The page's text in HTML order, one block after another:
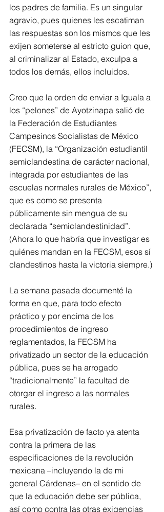
los padres de familia. Es un singular
agravio, pues quienes les escatiman
las respuestas son los mismos que les
exijen someterse al estricto guion que,
al criminalizar al Estado, exculpa a
todos los demás, ellos incluidos.
Creo que la orden de enviar a Iguala a
los “pelones” de Ayotzinapa salió de
la Federación de Estudiantes
Campesinos Socialistas de México
(FECSM), la “Organización estudiantil
semiclandestina de carácter nacional,
integrada por estudiantes de las
escuelas normales rurales de México”,
que es como se presenta
públicamente sin mengua de su
declarada “semiclandestinidad”.
(Ahora lo que habría que investigar es
quiénes mandan en la FECSM, esos sí
clandestinos hasta la victoria siempre.)
La semana pasada documenté la
forma en que, para todo efecto
práctico y por encima de los
procedimientos de ingreso
reglamentados, la FECSM ha
privatizado un sector de la educación
pública, pues se ha arrogado
“tradicionalmente” la facultad de
otorgar el ingreso a las normales
rurales.
Esa privatización de facto ya atenta
contra la primera de las
especificaciones de la revolución
mexicana –incluyendo la de mi
general Cárdenas– en el sentido de
que la educación debe ser pública,
así como contra las otras exigencias